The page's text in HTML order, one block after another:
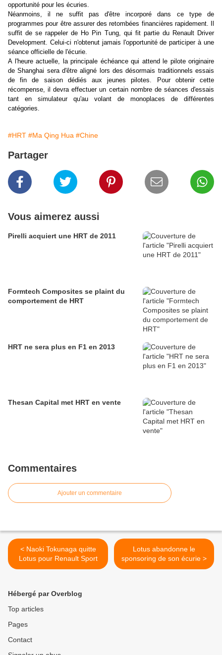
opportunité pour les écuries.
Néanmoins, il ne suffit pas d'être incorporé dans ce type de
programmes pour être assurer des retombées financières rapidement. Il
suffit de se rappeler de Ho Pin Tung, qui fit partie du Renault Driver
Development. Celui-ci n'obtenut jamais l'opportunité de participer à une
séance officielle de l'écurie.
A l'heure actuelle, la principale échéance qui attend le pilote originaire
de Shanghai sera d'être aligné lors des désormais traditionnels essais
de fin de saison dédiés aux jeunes pilotes. Pour obtenir cette
récompense, il devra effectuer un certain nombre de séances d'essais
tant en simulateur qu'au volant de monoplaces de différentes
catégories.
#HRT #Ma Qing Hua #Chine
Partager
Vous aimerez aussi
Pirelli acquiert une HRT de 2011
Formtech Composites se plaint du
comportement de HRT
HRT ne sera plus en F1 en 2013
Thesan Capital met HRT en vente
Commentaires
Ajouter un commentaire
< Naoki Tokunaga quitte
Lotus pour Renault Sport
Lotus abandonne le
sponsoring de son écurie >
Hébergé par Overblog
Top articles
Pages
Contact